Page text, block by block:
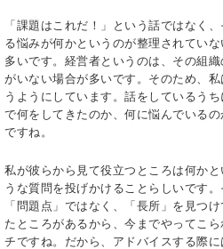
「課題はこれだ！」という話ではなく
る悩みが何かというのが整理されてい
多いです。経営者というのは、その組
がいない場合が多いです。そのため、
うようにしています。話をしているう
で何をしてきたのか、何に悩んでいる
ですね。
私が彼らから見て役立つところは何か
うな質問を投げかけることらしいです
「問題点」ではなく、「長所」を見つ
たところがあるから、今までやってこ
チですね。だから、アドバイスする際